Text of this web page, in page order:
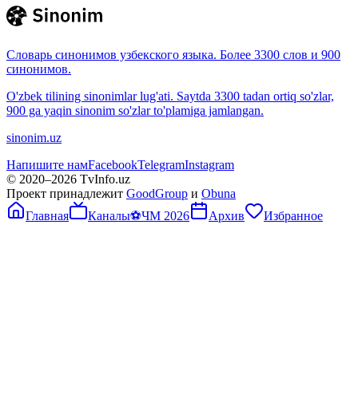
Словарь синонимов узбекского языка. Более 3300 слов и 900
синонимов.
O'zbek tilining sinonimlar lug'ati. Saytda 3300 tadan ortiq so'zlar,
900 ga yaqin sinonim so'zlar to'plamiga jamlangan.
sinonim.uz
Напишите намFacebookTelegramInstagram
© 2020–2026 TvInfo.uz
Проект принадлежит GoodGroup и Obuna
Главная
Каналы⚽ЧМ 2026 Архив Избранное